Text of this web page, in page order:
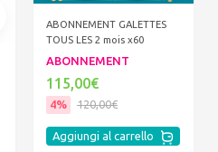
ABONNEMENT GALETTES
TOUS LES 2 mois x60
ABONNEMENT
115,00€
4% 120,00€
Aggiungi al carrello